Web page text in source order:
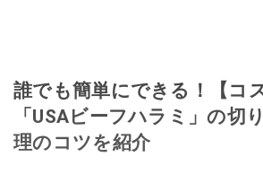
誰でも簡単にできる！【コ
「USAビーフハラミ」の切
理のコツを紹介